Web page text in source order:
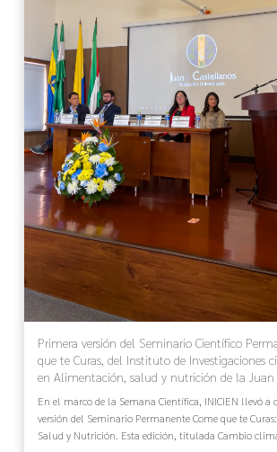
Primera versión del Seminario Científico
que te Curas, del Instituto de Investigaciones
en Alimentación, salud y nutrición de la Juan
En el marco de la Semana Científica, INICIEN llevó a
versión del Seminario Permanente Come que te
Salud y Nutrición. Esta edición, titulada Cambio